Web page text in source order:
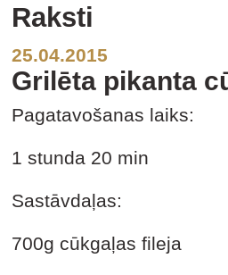
Raksti
25.04.2015
Grilēta pikanta
Pagatavošanas laiks:
1 stunda 20 min
Sastāvdaļas:
700g cūkgaļas fileja